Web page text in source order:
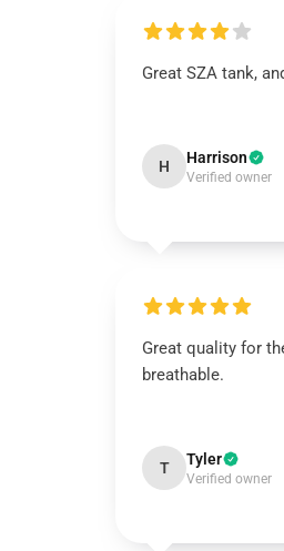
Great SZA tank,
H Harrison
Verified owner
Great quality for
breathable.
T Tyler
Verified owner